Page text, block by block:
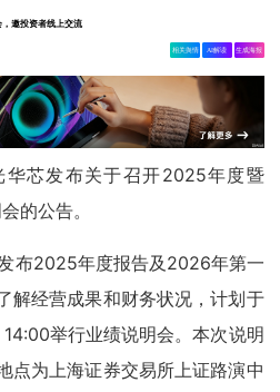
，邀投资者线上交流
相关舆情 AI解读 生成海报
芯发布关于召开2025年度暨
的公告。
布2025年度报告及2026年第一
解经营成果和财务状况，计划于
举行业绩说明会。本次说明
点为上海证券交易所上证路演中